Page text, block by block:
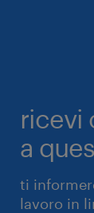
ricevi
a
ti
lavoro in